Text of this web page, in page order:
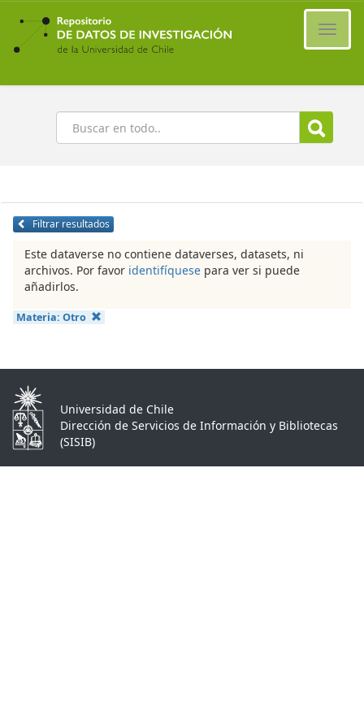
Ir
contenido
principal
Buscar
Filtrar resultados
Este dataverse no contiene dataverses, datasets, ni
archivos. Por favor identifíquese para ver si puede
añadirlos.
Materia: Otro
Universidad de Chile
Dirección de Servicios de Información y Bibliotecas
(SISIB)